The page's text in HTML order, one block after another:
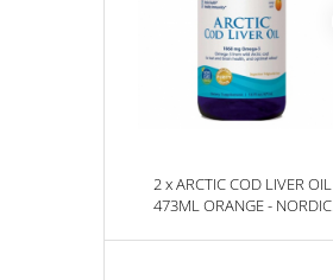
2 x ARCTIC COD LIVER OIL
473ML ORANGE - NORDIC